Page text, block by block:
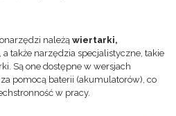
należą wiertarki,
, a także narzędzia specjalistyczne, takie
Są one dostępne w wersjach
pomocą baterii (akumulatorów), co
w pracy.